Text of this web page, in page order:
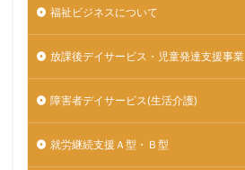
福祉ビジネスについて
放課後デイサービス・児童発達支援事業
障害者デイサービス(生活介護)
就労継続支援Ａ型・Ｂ型